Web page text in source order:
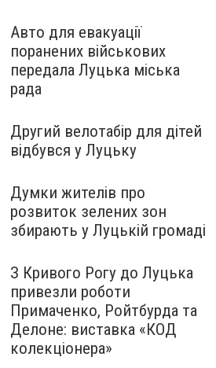
Авто для евакуації
поранених військових
передала Луцька міська
рада
Другий велотабір для дітей
відбувся у Луцьку
Думки жителів про
розвиток зелених зон
збирають у Луцькій громаді
З Кривого Рогу до Луцька
привезли роботи
Примаченко, Ройтбурда та
Делоне: виставка «КОД
колекціонера»